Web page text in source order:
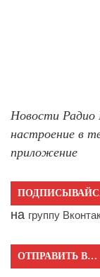
Новости
настроение в
приложение
на группу
ОТПРАВИТЬ В…